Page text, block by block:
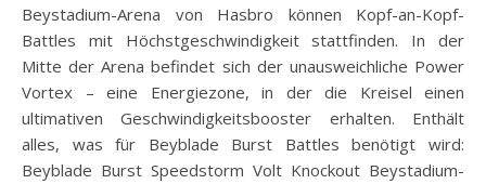
Beystadium-Arena von Hasbro können Kopf-an-Kopf-
Battles mit Höchstgeschwindigkeit stattfinden. In der
Mitte der Arena befindet sich der unausweichliche Power
Vortex – eine Energiezone, in der die Kreisel einen
ultimativen Geschwindigkeitsbooster erhalten. Enthält
alles, was für Beyblade Burst Battles benötigt wird:
Beyblade Burst Speedstorm Volt Knockout Beystadium-